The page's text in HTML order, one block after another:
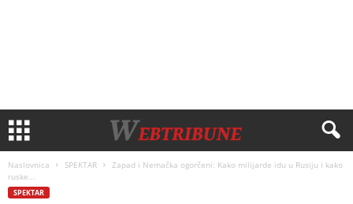
Naslovnica SPEKTAR
Zapad i Nemačka ogorčeni: Kako milijarde idu u Rusiju i kako
ruske...
SPEKTAR